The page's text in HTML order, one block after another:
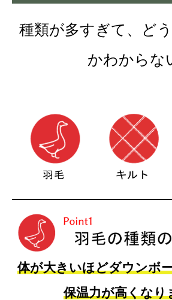
種類が多すぎて、ど
かわからな
体が大きいほどダウンボ
保温力が高くなり